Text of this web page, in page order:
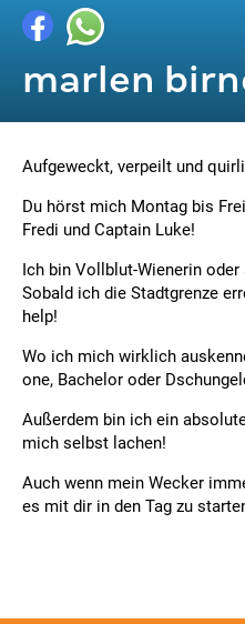
marlen
Aufgeweckt, verpeilt und
Du hörst mich Montag bis
Fredi und Captain Luke!
Ich bin Vollblut-Wienerin oder
Sobald ich die Stadtgrenze
help!
Wo ich mich wirklich
one, Bachelor oder
Außerdem bin ich ein
mich selbst lachen!
Auch wenn mein Wecker
es mit dir in den Tag zu